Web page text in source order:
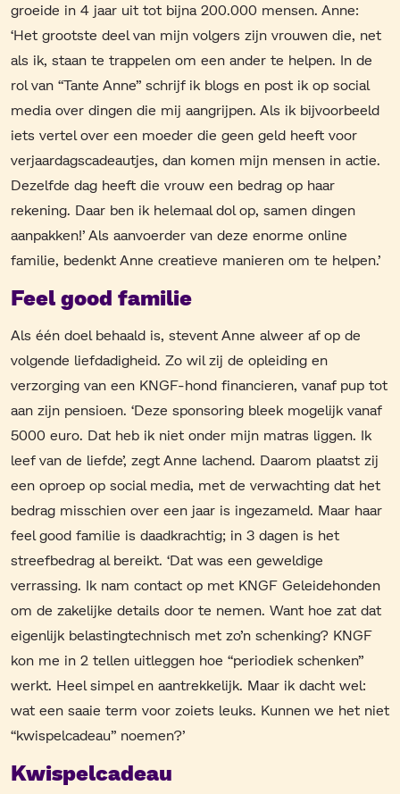
groeide in 4 jaar uit tot bijna 200.000 mensen. Anne:
‘Het grootste deel van mijn volgers zijn vrouwen die, net
als ik, staan te trappelen om een ander te helpen. In de
rol van “Tante Anne” schrijf ik blogs en post ik op social
media over dingen die mij aangrijpen. Als ik bijvoorbeeld
iets vertel over een moeder die geen geld heeft voor
verjaardagscadeautjes, dan komen mijn mensen in actie.
Dezelfde dag heeft die vrouw een bedrag op haar
rekening. Daar ben ik helemaal dol op, samen dingen
aanpakken!’ Als aanvoerder van deze enorme online
familie, bedenkt Anne creatieve manieren om te helpen.’
Feel good familie
Als één doel behaald is, stevent Anne alweer af op de
volgende liefdadigheid. Zo wil zij de opleiding en
verzorging van een KNGF-hond financieren, vanaf pup tot
aan zijn pensioen. ‘Deze sponsoring bleek mogelijk vanaf
5000 euro. Dat heb ik niet onder mijn matras liggen. Ik
leef van de liefde’, zegt Anne lachend. Daarom plaatst zij
een oproep op social media, met de verwachting dat het
bedrag misschien over een jaar is ingezameld. Maar haar
feel good familie is daadkrachtig; in 3 dagen is het
streefbedrag al bereikt. ‘Dat was een geweldige
verrassing. Ik nam contact op met KNGF Geleidehonden
om de zakelijke details door te nemen. Want hoe zat dat
eigenlijk belastingtechnisch met zo’n schenking? KNGF
kon me in 2 tellen uitleggen hoe “periodiek schenken”
werkt. Heel simpel en aantrekkelijk. Maar ik dacht wel:
wat een saaie term voor zoiets leuks. Kunnen we het niet
“kwispelcadeau” noemen?’
Kwispelcadeau